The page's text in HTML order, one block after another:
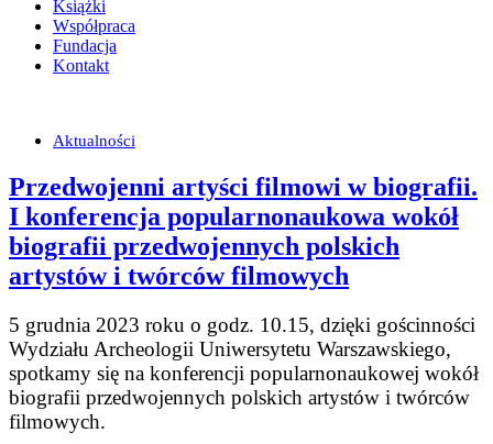
Książki
Współpraca
Fundacja
Kontakt
Aktualności
Przedwojenni artyści filmowi w biografii.
I konferencja popularnonaukowa wokół
biografii przedwojennych polskich
artystów i twórców filmowych
5 grudnia 2023 roku o godz. 10.15, dzięki gościnności
Wydziału Archeologii Uniwersytetu Warszawskiego,
spotkamy się na konferencji popularnonaukowej wokół
biografii przedwojennych polskich artystów i twórców
filmowych.